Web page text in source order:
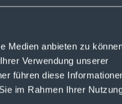
Medien anbieten zu
Verwendung unserer
führen diese
im Rahmen Ihrer
wird, schicke uns